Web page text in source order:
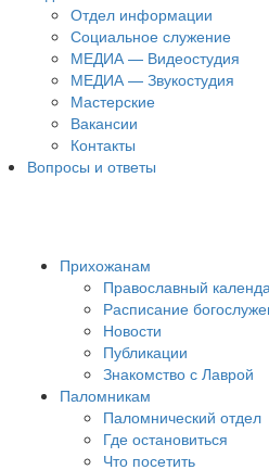
Отдел информации
Социальное служение
МЕДИА — Видеостудия
МЕДИА — Звукостудия
Мастерские
Вакансии
Контакты
Вопросы и ответы
Прихожанам
Православный
Расписание
Новости
Публикации
Знакомство с Лаврой
Паломникам
Паломнический отдел
Где остановиться
Что посетить